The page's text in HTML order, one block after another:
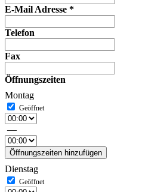
E-Mail Adresse *
Telefon
Fax
Öffnungszeiten
Montag
—
Öffnungszeiten hinzufügen
Dienstag